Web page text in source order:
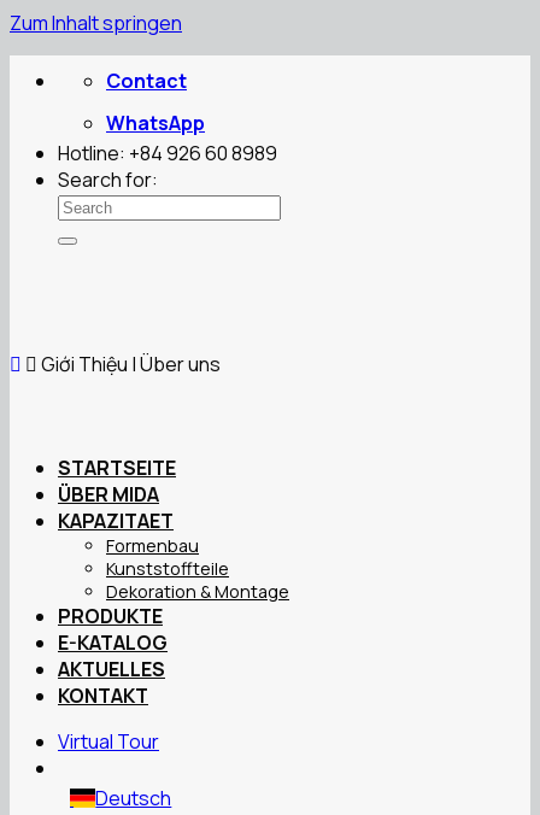
Zum Inhalt springen
Contact
WhatsApp
Hotline: +84 926 60 8989
Search for:
STARTSEITE
ÜBER MIDA
KAPAZITAET
Formenbau
Kunststoffteile
Dekoration & Montage
PRODUKTE
E-KATALOG
AKTUELLES
KONTAKT
Virtual Tour
Deutsch
Giới Thiệu | Über uns